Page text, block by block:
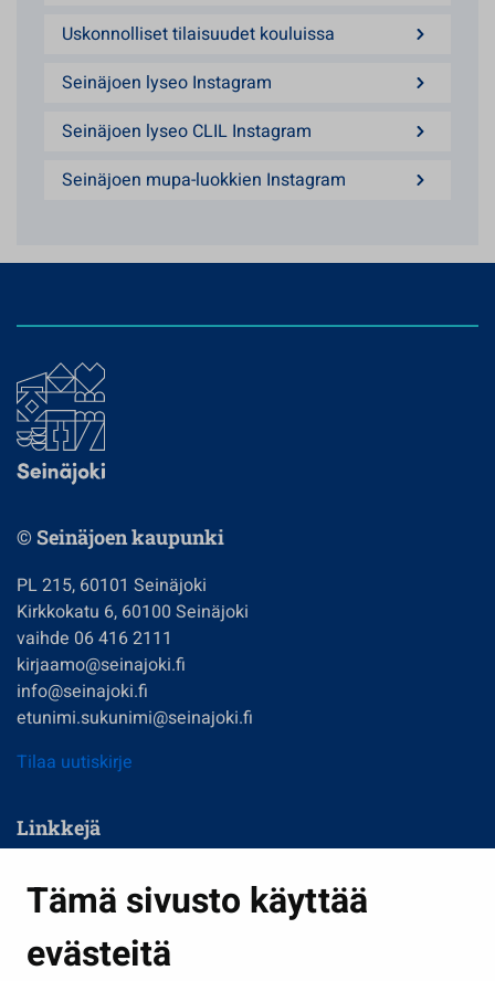
Tämä sivusto käyttää
evästeitä
Uskonnolliset tilaisuudet kouluissa
Seinäjoen lyseo Instagram
Seinäjoen lyseo CLIL Instagram
Seinäjoen mupa-luokkien Instagram
© Seinäjoen kaupunki
PL 215, 60101 Seinäjoki
Kirkkokatu 6, 60100 Seinäjoki
vaihde 06 416 2111
kirjaamo@seinajoki.fi
info@seinajoki.fi
etunimi.sukunimi@seinajoki.fi
Tilaa uutiskirje
Linkkejä
Kasvatus ja opetus
Kulttuuri ja liikunta